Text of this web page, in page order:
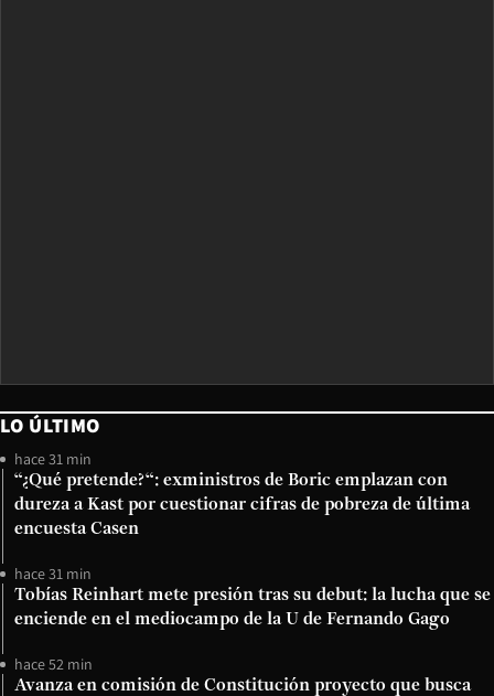
LO ÚLTIMO
hace 31 min
“¿Qué pretende?“: exministros de Boric emplazan con
dureza a Kast por cuestionar cifras de pobreza de última
encuesta Casen
hace 31 min
Tobías Reinhart mete presión tras su debut: la lucha que se
enciende en el mediocampo de la U de Fernando Gago
hace 52 min
Avanza en comisión de Constitución proyecto que busca